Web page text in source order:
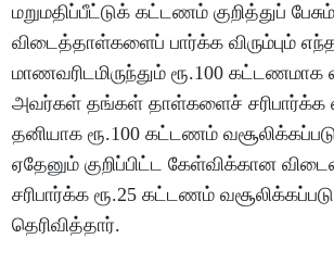
மறுமதிப்பீட்டுக் கட்டணம் குறித்துப்
விடைத்தாள்களைப் பார்க்க விரும்பும்
மாணவரிடமிருந்தும் ரூ.100 கட்டணமாக
அவர்கள் தங்கள் தாள்களைச் சரிபார்க்க
தனியாக ரூ.100 கட்டணம்
ஏதேனும் குறிப்பிட்ட கேள்விக்கான
சரிபார்க்க ரூ.25 கட்டணம்
தெரிவித்தார்.